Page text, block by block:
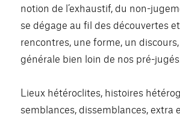
notion de l’exhaustif, du non-
se dégage au fil des découvertes
rencontres, une forme, un
générale bien loin de nos pré-jugés.
Lieux hétéroclites, histoires
semblances, dissemblances, extra